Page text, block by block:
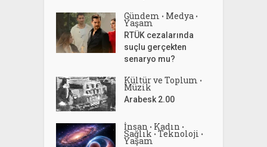
Gündem • Medya •
Yaşam
RTÜK cezalarında
suçlu gerçekten
senaryo mu?
Kültür ve Toplum •
Müzik
Arabesk 2.00
İnsan • Kadın •
Sağlık • Teknoloji •
Yaşam